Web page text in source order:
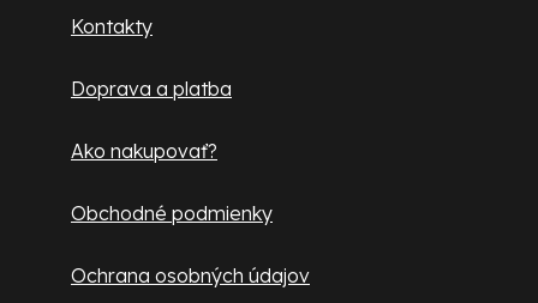
Kontakty
Doprava a platba
Ako nakupovať?
Obchodné podmienky
Ochrana osobných údajov